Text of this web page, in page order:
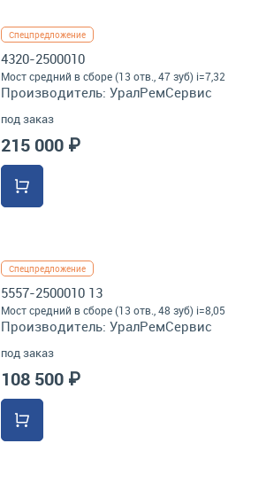
Спецпредложение
4320-2500010
Мост средний в сборе (13 отв., 47 зуб) i=7,32
Производитель: УралРемСервис
под заказ
215 000 ₽
Спецпредложение
5557-2500010 13
Мост средний в сборе (13 отв., 48 зуб) i=8,05
Производитель: УралРемСервис
под заказ
108 500 ₽